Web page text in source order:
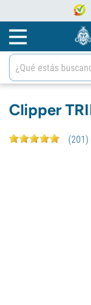
Clipper
(201)